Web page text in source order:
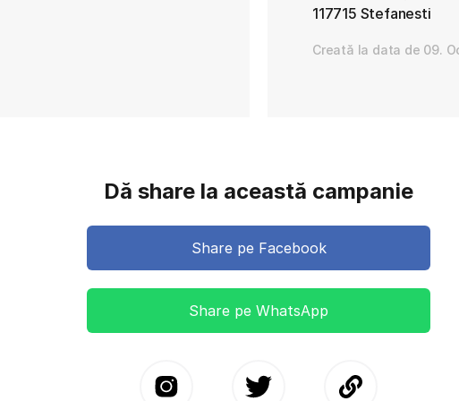
117715 Stefanesti
Creată la data de 09.
Dă share la această campanie
Share pe Facebook
Share pe WhatsApp